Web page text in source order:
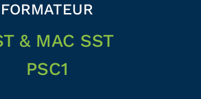
FORMATEUR
& MAC SST
PSC1